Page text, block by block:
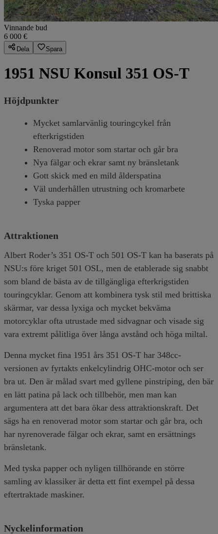
Vinnande bud
6 000 €
Dela Spara
1951 NSU Konsul 351 OS-T
Höjdpunkter
Mycket samlarvänlig touringcykel från
efterkrigstiden
Renoverad motor som startar och går bra
Nya fälgar och ekrar samt ny bränsletank
Gott skick med en mild ålderspatina
Väl underhållen utrustning och kromarbete
Tyska papper
Attraktionen
Albert Roder’s 351 OS-T och 501 OS-T kan ha baserats på
NSU:s före kriget 501 OSL, men de etablerade sig snabbt
som bland de bästa av de tillgängliga efterkrigstiden
touringcyklar. Genom att kombinera tysk stil med brittiska
skärmar, var dessa lyxiga och mycket bekväma
motorcyklar ofta utrustade med sidvagnar och visade sig
vara extremt pålitliga över långa avstånd och höga miltal.
Denna mycket fina 1951 års 351 OS-T har 348cc-
versionen av fyrtakts enkelcylindrig OHC-motor och ser
bra ut. Den är målad svart med gyllene pinstriping, den bär
en lätt patina på lack och tillbehör, men man kan
argumentera att det bara ökar dess attraktionskraft. Det
sägs ha en renoverad motor som startar och går bra, och
har nyrenoverade fälgar och ekrar, samt en ersättnings
bränsletank.
Med tyska papper och nyligen tillhörande en större
samling av klassiker är detta ett fint exempel på dessa
eftertraktade maskiner.
Nyckelinformation